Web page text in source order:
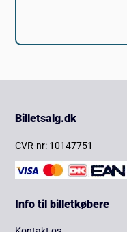
Billetsalg.dk
CVR-nr: 10147751
Info til billetkøbere